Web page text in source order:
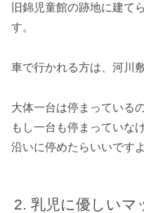
旧錦児童館の跡地に建て
す。
車で行かれる方は、河川
大体一台は停まっている
もし一台も停まっていな
沿いに停めたらいいですよ
乳児に優しいマ